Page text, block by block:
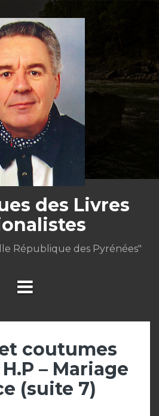
des Livres
République des Pyrénées"
et coutumes
– Mariage
(suite 7)